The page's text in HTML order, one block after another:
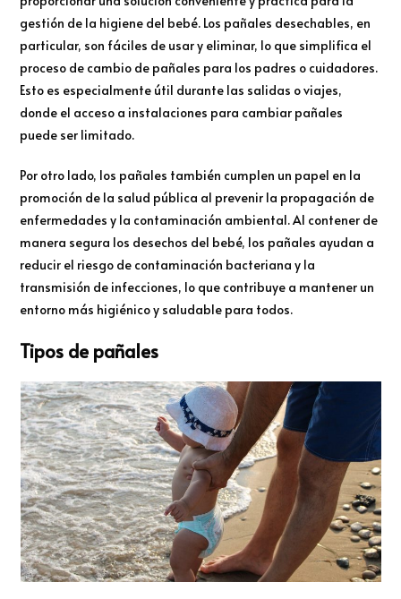
gestión de la higiene del bebé. Los pañales desechables, en
particular, son fáciles de usar y eliminar, lo que simplifica el
proceso de cambio de pañales para los padres o cuidadores.
Esto es especialmente útil durante las salidas o viajes,
donde el acceso a instalaciones para cambiar pañales
puede ser limitado.
Por otro lado, los pañales también cumplen un papel en la
promoción de la salud pública al prevenir la propagación de
enfermedades y la contaminación ambiental. Al contener de
manera segura los desechos del bebé, los pañales ayudan a
reducir el riesgo de contaminación bacteriana y la
transmisión de infecciones, lo que contribuye a mantener un
entorno más higiénico y saludable para todos.
Tipos de pañales